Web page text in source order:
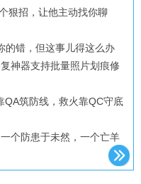
狠招，让他主动找你聊
的错，但这事儿得这么办
神器支持批量照片划痕修
QA筑防线，救火靠QC守底
个防患于未然，一个亡羊
国厂商能不能拿回定义权？